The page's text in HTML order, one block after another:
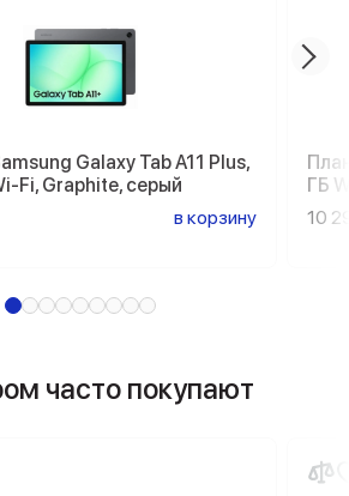
Galaxy Tab A11 Plus,
Fi, Graphite, серый
в корзину
ГБ
10
часто покупают